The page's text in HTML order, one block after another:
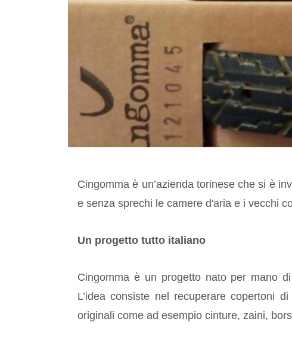
Cingomma è un’azienda torinese che si è
e senza sprechi le camere d'aria e i vecchi
Un progetto tutto italiano
Cingomma è un progetto nato per mano
L’idea consiste nel recuperare copertoni
originali come ad esempio cinture, zaini,